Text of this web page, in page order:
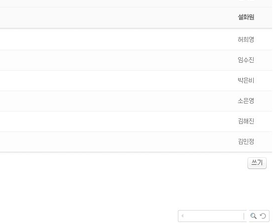
설화원
허희영
임수진
박은비
소은영
김해진
김민정